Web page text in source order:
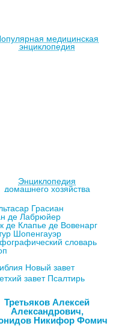
медицинская
энциклопедия
Энциклопедия
домашнего хозяйства
Кройка и пошив дома
Грасиан
де Лабрюйер
де Клапье де Вовенарг
Шопенгауэр
словарь
Новый завет
завет Псалтирь
Третьяков Алексей
Александрович,
Никифор Фомич